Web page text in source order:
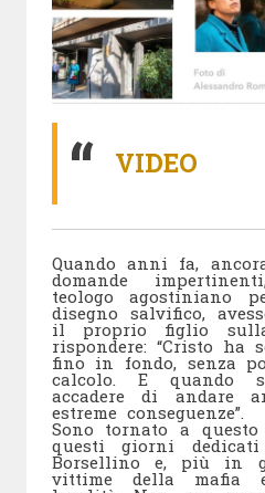
VIDEO
Quando anni fa,
domande
teologo agostiniano
disegno salvifico,
il proprio figlio
rispondere: “Cristo ha
fino in fondo, senza
calcolo. E quando
accadere di andare
estreme conseguenze”.
Sono tornato a
questi giorni
Borsellino e, più in
vittime della